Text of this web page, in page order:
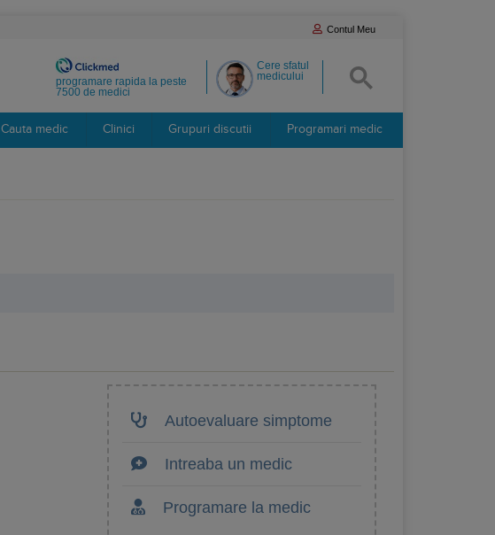
Contul Meu
Cere sfatul
medicului
programare rapida la peste
7500 de medici
Cauta medic Clinici Grupuri discutii Programari medic
Autoevaluare simptome
Intreaba un medic
Programare la medic